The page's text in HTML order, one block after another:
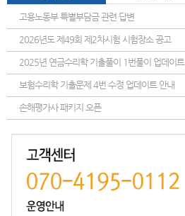
고용노동부 특별부담금 관련 답변
2026년도 제49회 제2차시험 시험장소 공고
2025년 연금수리학 기출풀이 1번풀이 업데이트
보험수리학 기출문제 4번 수정 업데이트 안내
손해평가사 패키지 오픈